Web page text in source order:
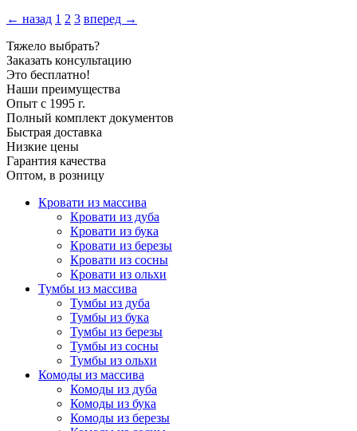
← назад 1 2 3 вперед →
Тяжело выбрать?
Заказать консультацию
Это бесплатно!
Наши преимущества
Опыт с 1995 г.
Полный комплект документов
Быстрая доставка
Низкие цены
Гарантия качества
Оптом, в розницу
Кровати из массива
Кровати из дуба
Кровати из бука
Кровати из березы
Кровати из сосны
Кровати из ольхи
Тумбы из массива
Тумбы из дуба
Тумбы из бука
Тумбы из березы
Тумбы из сосны
Тумбы из ольхи
Комоды из массива
Комоды из дуба
Комоды из бука
Комоды из березы